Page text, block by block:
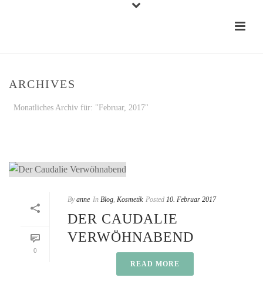
ARCHIVES
Monatliches Archiv für: "Februar, 2017"
0
By anne In Blog, Kosmetik Posted 10. Februar 2017
DER CAUDALIE
VERWÖHNABEND
READ MORE